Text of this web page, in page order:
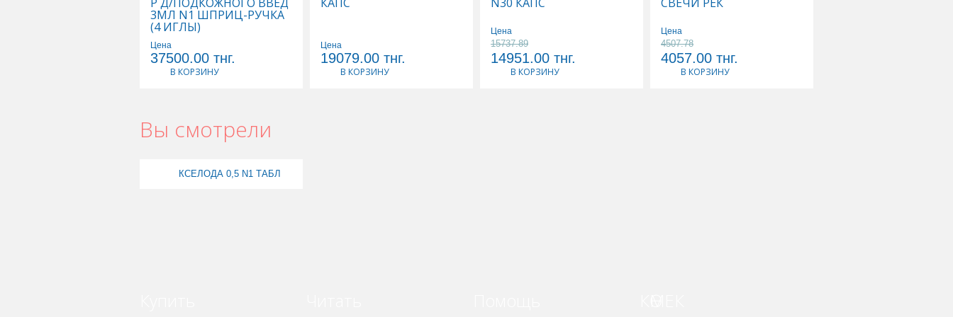
3МЛ N1 ШПРИЦ-РУЧКА
(4 ИГЛЫ)
Цена
37500.00 тнг.
В КОРЗИНУ
Цена
19079.00 тнг.
В КОРЗИНУ
Цена
15737.89
14951.00 тнг.
В КОРЗИНУ
Цена
4507.78
4057.00 тнг.
В КОРЗИНУ
Вы смотрели
КСЕЛОДА 0,5 N1 ТАБЛ